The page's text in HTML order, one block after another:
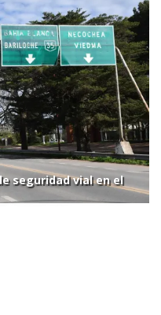
seguridad vial en el